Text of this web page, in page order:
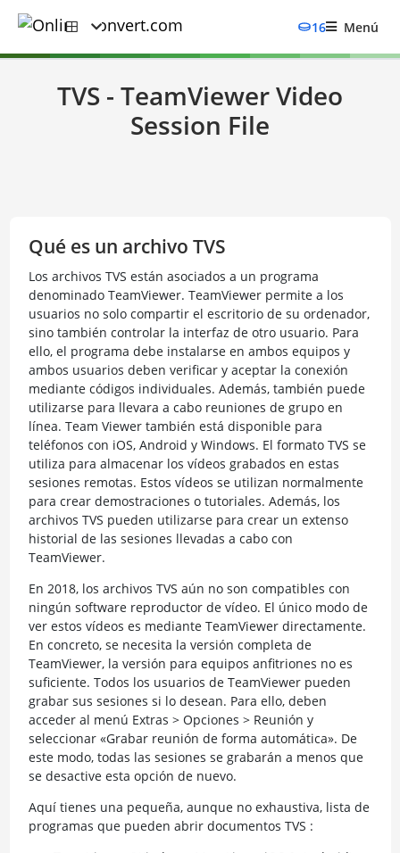
16 Menú
TVS - TeamViewer Video
Session File
Qué es un archivo TVS
Los archivos TVS están asociados a un programa
denominado TeamViewer. TeamViewer permite a los
usuarios no solo compartir el escritorio de su ordenador,
sino también controlar la interfaz de otro usuario. Para
ello, el programa debe instalarse en ambos equipos y
ambos usuarios deben verificar y aceptar la conexión
mediante códigos individuales. Además, también puede
utilizarse para llevara a cabo reuniones de grupo en
línea. Team Viewer también está disponible para
teléfonos con iOS, Android y Windows. El formato TVS se
utiliza para almacenar los vídeos grabados en estas
sesiones remotas. Estos vídeos se utilizan normalmente
para crear demostraciones o tutoriales. Además, los
archivos TVS pueden utilizarse para crear un extenso
historial de las sesiones llevadas a cabo con
TeamViewer.
En 2018, los archivos TVS aún no son compatibles con
ningún software reproductor de vídeo. El único modo de
ver estos vídeos es mediante TeamViewer directamente.
En concreto, se necesita la versión completa de
TeamViewer, la versión para equipos anfitriones no es
suficiente. Todos los usuarios de TeamViewer pueden
grabar sus sesiones si lo desean. Para ello, deben
acceder al menú Extras > Opciones > Reunión y
seleccionar «Grabar reunión de forma automática». De
este modo, todas las sesiones se grabarán a menos que
se desactive esta opción de nuevo.
Aquí tienes una pequeña, aunque no exhaustiva, lista de
programas que pueden abrir documentos TVS :